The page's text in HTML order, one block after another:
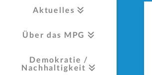
Aktuelles
Über das MPG
Demokratie /
Nachhaltigkeit